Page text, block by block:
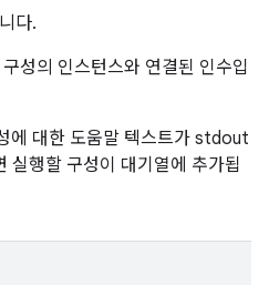
다.
성의 인스턴스와 연결된 인수입
에 대한 도움말 텍스트가 stdout
실행할 구성이 대기열에 추가됩